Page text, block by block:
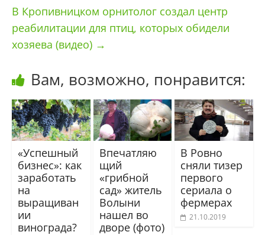
В Кропивницком орнитолог создал центр
реабилитации для птиц, которых обидели
хозяева (видео) →
Вам, возможно, понравится:
«Успешный
бизнес»: как
заработать
на
выращиван
ии
винограда?
Впечатляю
щий
«грибной
сад» житель
Волыни
нашел во
дворе (фото)
В Ровно
сняли тизер
первого
сериала о
фермерах
21.10.2019